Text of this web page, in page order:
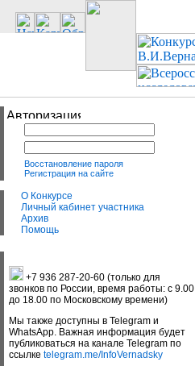
Восстановление пароля
Регистрация на сайте
О Конкурсе
Личный кабинет участника
Архив
Помощь
+7 936 287-20-60 (только для
звонков по России, время работы: с 9.00
до 18.00 по Московскому времени)
Мы также доступны в Telegram и
WhatsApp. Важная информация будет
публиковаться на канале Telegram по
ссылке telegram.me/InfoVernadsky